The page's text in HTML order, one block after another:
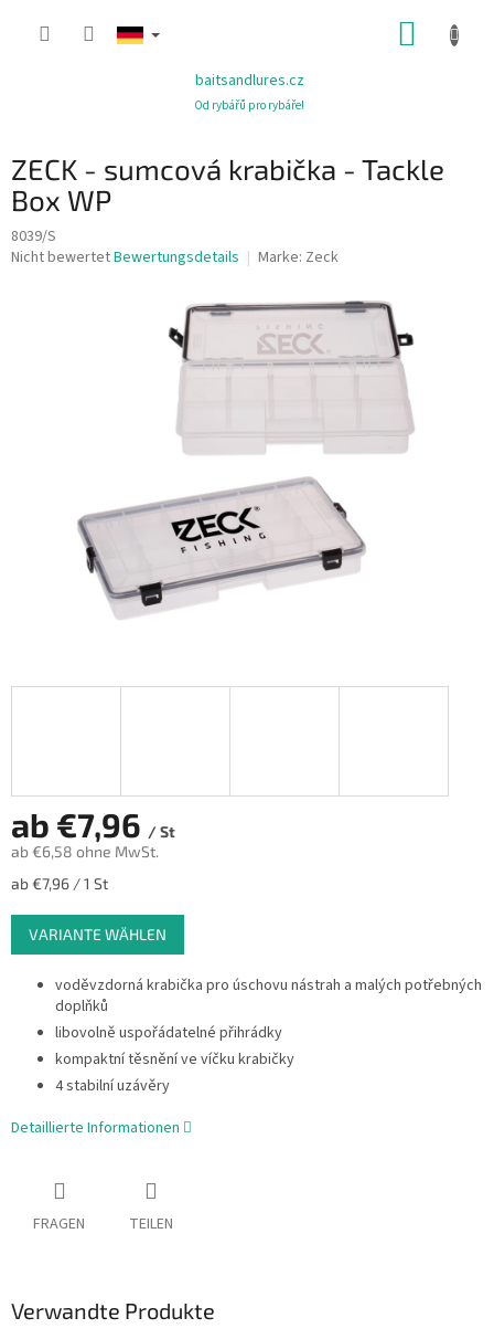
baitsandlures.cz
Od rybářů pro rybáře!
ZECK - sumcová krabička - Tackle
Box WP
8039/S
Die
Nicht bewertetBewertungsdetails Marke: Zeck
ab €7,96 / St
ab €6,58 ohne MwSt.
Verkaufspreis:
ab €7,96 / 1 St
VARIANTE WÄHLEN
voděvzdorná krabička pro úschovu nástrah a malých potřebných
doplňků
libovolně uspořádatelné přihrádky
kompaktní těsnění ve víčku krabičky
4 stabilní uzávěry
Detaillierte Informationen
FRAGEN TEILEN
Verwandte Produkte